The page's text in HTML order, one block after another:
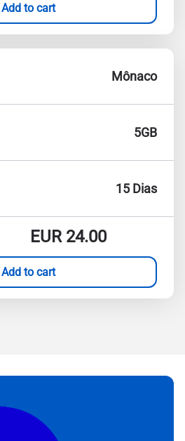
Add to cart
Mônaco
5GB
15 Dias
EUR24.00
Add to cart